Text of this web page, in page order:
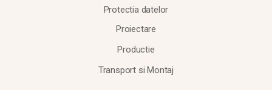
Protectia datelor
Proiectare
Productie
Transport si Montaj